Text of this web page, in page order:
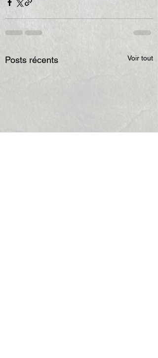
Posts récents Voir tout